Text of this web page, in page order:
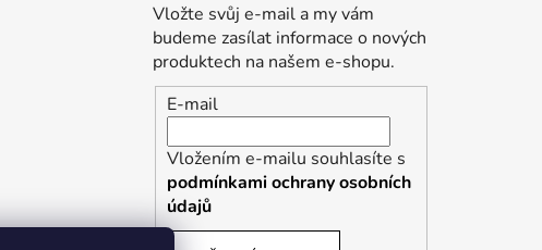
Vložte svůj e-mail a my vám
budeme zasílat informace o nových
produktech na našem e-shopu.
E-mail
Vložením e-mailu souhlasíte s
podmínkami ochrany osobních
údajů